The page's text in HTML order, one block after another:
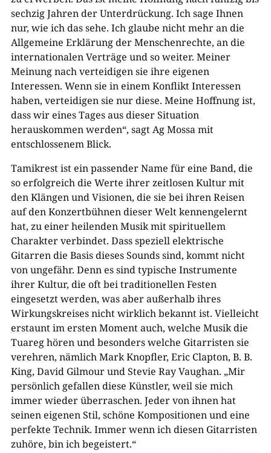
sechzig Jahren der Unterdrückung. Ich sage Ihnen
nur, wie ich das sehe. Ich glaube nicht mehr an die
Allgemeine Erklärung der Menschenrechte, an die
internationalen Verträge und so weiter. Meiner
Meinung nach verteidigen sie ihre eigenen
Interessen. Wenn sie in einem Konflikt Interessen
haben, verteidigen sie nur diese. Meine Hoffnung ist,
dass wir eines Tages aus dieser Situation
herauskommen werden“, sagt Ag Mossa mit
entschlossenem Blick.
Tamikrest ist ein passender Name für eine Band, die
so erfolgreich die Werte ihrer zeitlosen Kultur mit
den Klängen und Visionen, die sie bei ihren Reisen
auf den Konzertbühnen dieser Welt kennengelernt
hat, zu einer heilenden Musik mit spirituellem
Charakter verbindet. Dass speziell elektrische
Gitarren die Basis dieses Sounds sind, kommt nicht
von ungefähr. Denn es sind typische Instrumente
ihrer Kultur, die oft bei traditionellen Festen
eingesetzt werden, was aber außerhalb ihres
Wirkungskreises nicht wirklich bekannt ist. Vielleicht
erstaunt im ersten Moment auch, welche Musik die
Tuareg hören und besonders welche Gitarristen sie
verehren, nämlich Mark Knopfler, Eric Clapton, B. B.
King, David Gilmour und Stevie Ray Vaughan. „Mir
persönlich gefallen diese Künstler, weil sie mich
immer wieder überraschen. Jeder von ihnen hat
seinen eigenen Stil, schöne Kompositionen und eine
perfekte Technik. Immer wenn ich diesen Gitarristen
zuhöre, bin ich begeistert.“